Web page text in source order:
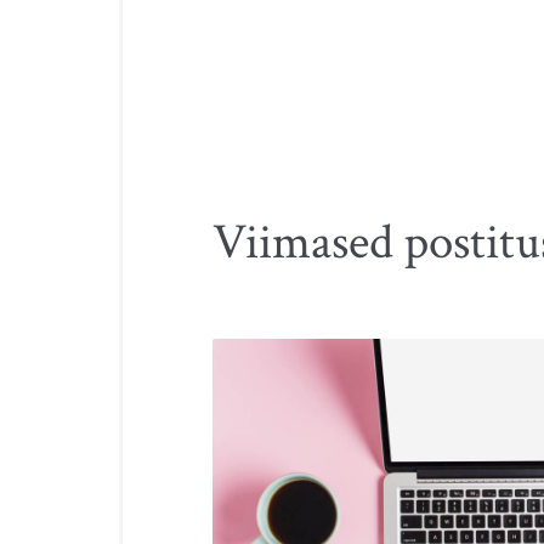
Viimased